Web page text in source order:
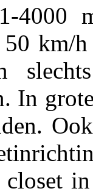
4000
km/
In